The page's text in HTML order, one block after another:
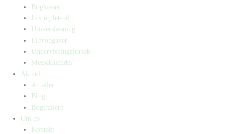
Bogkasser
Lix og let-tal
Universlæsning
Elevopgaver
Undervisningsforløb
Messekalender
Aktuelt
Artikler
Blog
Bogtrailere
Om os
Kontakt